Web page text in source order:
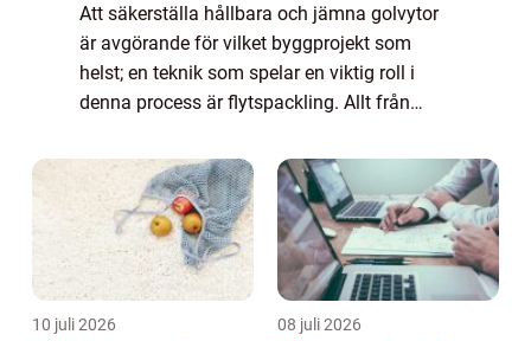
Att säkerställa hållbara och jämna golvytor
är avgörande för vilket byggprojekt som
helst; en teknik som spelar en viktig roll i
denna process är flytspackling. Allt från
10 juli 2026 08 juli 2026